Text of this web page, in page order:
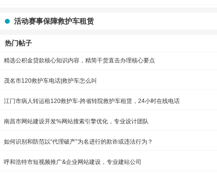
活动赛事保障救护车租赁
热门帖子
精选公积金贷款核心知识内容，精简干货直击办理核心要点
茂名市120救护车电话|救护车怎么叫
江门市病人转运租120救护车-跨省转院救护车租赁，24小时在线电话
南昌市网站建设开发%网站搜索引擎优化，专业设计团队
如何识别和防范以“代理破产”为名进行的欺诈或违法行为？
呼和浩特市短视频推广&企业网站建设，专业建站公司